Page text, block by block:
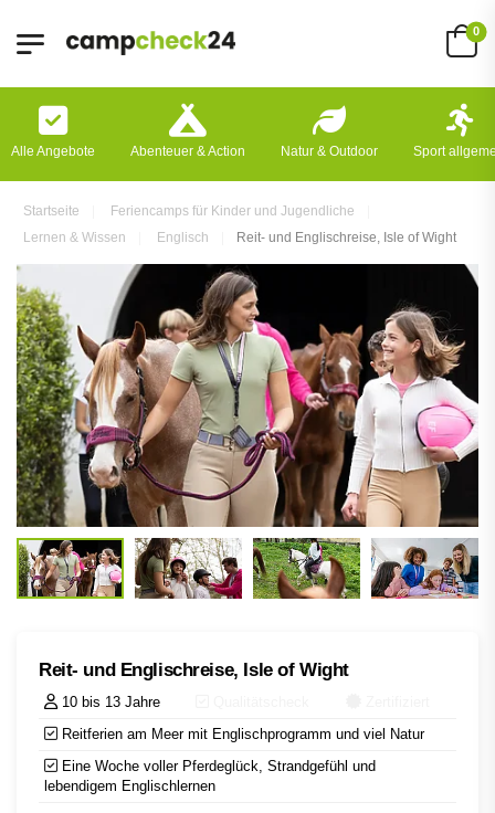
0
Alle Angebote Abenteuer & Action Natur & Outdoor Sport
Startseite
Feriencamps für Kinder und Jugendliche
Lernen & Wissen
Englisch Reit- und Englischreise, Isle of Wight
Reit- und Englischreise, Isle of Wight
10 bis 13 Jahre
Reitferien am Meer mit Englischprogramm und viel Natur
Eine Woche voller Pferdeglück, Strandgefühl und
lebendigem Englischlernen